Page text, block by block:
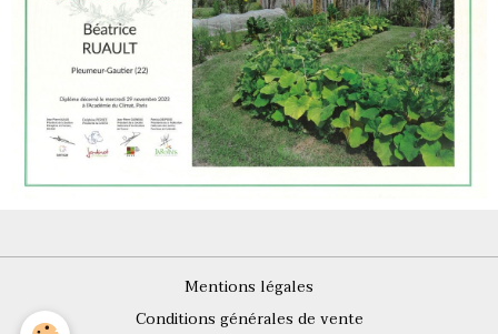
Mentions légales
Conditions générales de vente